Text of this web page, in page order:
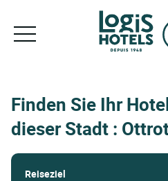
Finden Sie Ihr
dieser Stadt :
Reiseziel